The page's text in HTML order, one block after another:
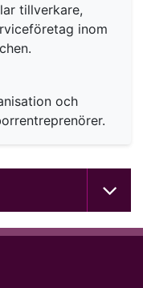
tillverkare,
inom
och